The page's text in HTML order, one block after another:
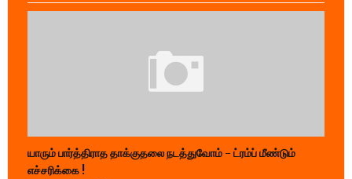
யாரும் பார்த்திராத தாக்குதலை நடத்துவோம் - ட்ரம்ப் மீண்டும்
எச்சரிக்கை !